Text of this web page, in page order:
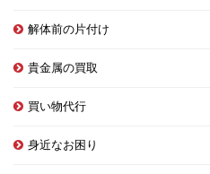
解体前の片付け
貴金属の買取
買い物代行
身近なお困り